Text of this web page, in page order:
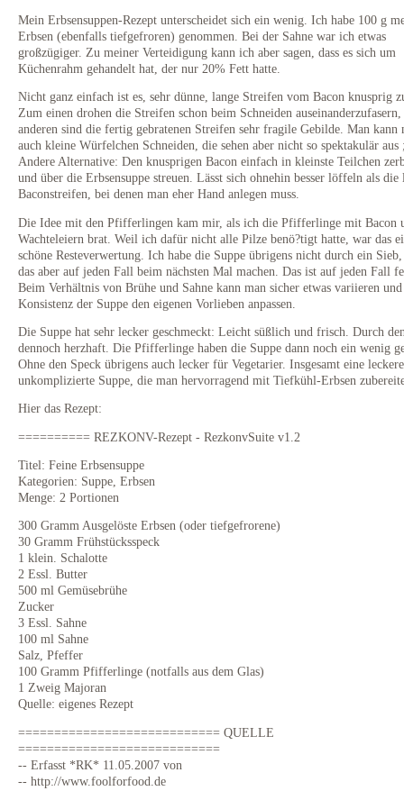
Mein Erbsensuppen-Rezept unterscheidet sich ein wenig. Ich habe 100 g
Erbsen (ebenfalls tiefgefroren) genommen. Bei der Sahne war ich etwas
großzügiger. Zu meiner Verteidigung kann ich aber sagen, dass es sich um
Küchenrahm gehandelt hat, der nur 20% Fett hatte.
Nicht ganz einfach ist es, sehr dünne, lange Streifen vom Bacon knusprig
Zum einen drohen die Streifen schon beim Schneiden
anderen sind die fertig gebratenen Streifen sehr fragile Gebilde. Man kann
auch kleine Würfelchen Schneiden, die sehen aber nicht so spektakulär aus
Andere Alternative: Den knusprigen Bacon einfach in kleinste Teilchen
und über die Erbsensuppe streuen. Lässt sich ohnehin besser löffeln als die
Baconstreifen, bei denen man eher Hand anlegen muss.
Die Idee mit den Pfifferlingen kam mir, als ich die Pfifferlinge mit Bacon
Wachteleiern brat. Weil ich dafür nicht alle Pilze benö?tigt hatte, war das
schöne Resteverwertung. Ich habe die Suppe übrigens nicht durch ein
das aber auf jeden Fall beim nächsten Mal machen. Das ist auf jeden Fall
Beim Verhältnis von Brühe und Sahne kann man sicher etwas variieren
Konsistenz der Suppe den eigenen Vorlieben anpassen.
Die Suppe hat sehr lecker geschmeckt: Leicht süßlich und frisch. Durch
dennoch herzhaft. Die Pfifferlinge haben die Suppe dann noch ein wenig
Ohne den Speck übrigens auch lecker für Vegetarier. Insgesamt eine
unkomplizierte Suppe, die man hervorragend mit Tiefkühl-Erbsen
Hier das Rezept:
========== REZKONV-Rezept - RezkonvSuite v1.2
Titel: Feine Erbsensuppe
Kategorien: Suppe, Erbsen
Menge: 2 Portionen
300 Gramm Ausgelöste Erbsen (oder tiefgefrorene)
30 Gramm Frühstücksspeck
1 klein. Schalotte
2 Essl. Butter
500 ml Gemüsebrühe
Zucker
3 Essl. Sahne
100 ml Sahne
Salz, Pfeffer
100 Gramm Pfifferlinge (notfalls aus dem Glas)
1 Zweig Majoran
Quelle: eigenes Rezept
============================ QUELLE
============================
-- Erfasst *RK* 11.05.2007 von
-- http://www.foolforfood.de